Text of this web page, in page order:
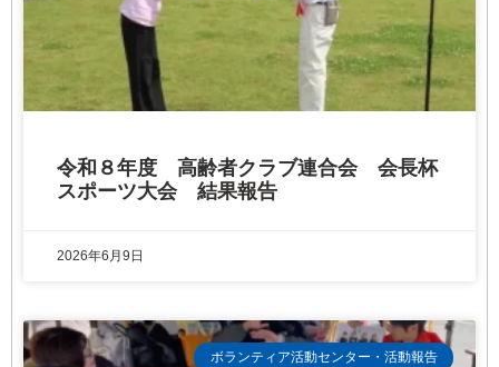
令和８年度 高齢者クラブ連合会 会長杯
スポーツ大会 結果報告
2026年6月9日
ボランティア活動センター・活動報告